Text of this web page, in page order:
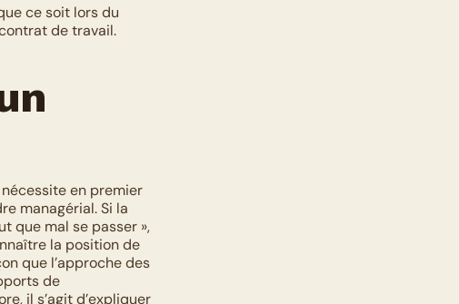
ce soit lors du
de travail.
en premier
managérial. Si la
que mal se passer »,
la position de
que l’approche des
de
il s’agit d’expliquer